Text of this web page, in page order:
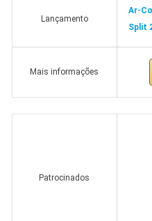
Lançamento
Ar-
Split
Mais informações
Patrocinados